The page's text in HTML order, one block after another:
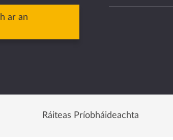
ar an
Ráiteas Príobháideachta